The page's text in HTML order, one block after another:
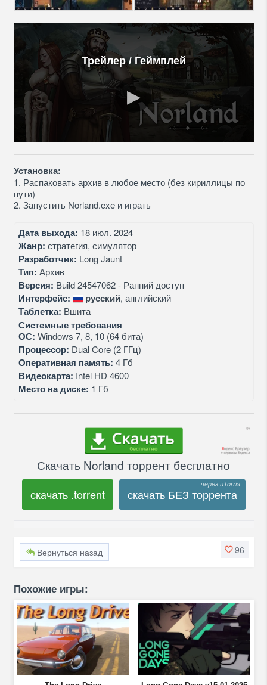
Трейлер / Геймплей
Установка:
1. Распаковать архив в любое место (без кириллицы по
пути)
2. Запустить Norland.exe и играть
Дата выхода: 18 июл. 2024
Жанр: стратегия, симулятор
Разработчик: Long Jaunt
Тип: Архив
Версия: Build 24547062 - Ранний доступ
Интерфейс: русский, английский
Таблетка: Вшита
Системные требования
ОС: Windows 7, 8, 10 (64 бита)
Процессор: Dual Core (2 ГГц)
Оперативная память: 4 Гб
Видеокарта: Intel HD 4600
Место на диске: 1 Гб
Скачать Norland торрент бесплатно
скачать .torrent скачать БЕЗ торрента
96
Вернуться назад
Похожие игры: